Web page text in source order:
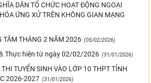
DÂN TỔ CHỨC HOẠT ĐỘNG NGOẠI
ỨNG XỬ TRÊN KHÔNG GIAN MẠNG
TÂM THÁNG 2 NĂM 2026 (05/02/2026)
hiện từ ngày 02/02/2026 (31/01/2026)
TUYỂN SINH VÀO LỚP 10 THPT TỈNH
2026-2027 (31/01/2026)